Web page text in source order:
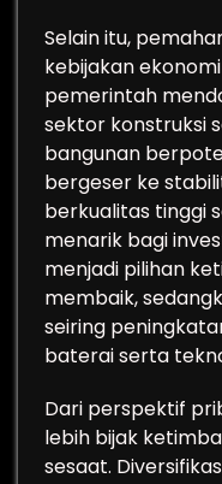
Selain itu,
kebijakan
pemerintah
sektor konstruksi
bangunan
bergeser ke
berkualitas tinggi
menarik bagi
menjadi pilihan
membaik,
seiring
baterai serta
Dari perspektif
lebih bijak
sesaat.